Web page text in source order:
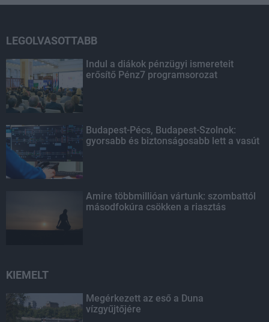
LEGOLVASOTTABB
Indul a diákok pénzügyi ismereteit
erősítő Pénz7 programsorozat
Budapest-Pécs, Budapest-Szolnok:
gyorsabb és biztonságosabb lett a vasút
Amire többmillióan vártunk: szombattól
másodfokúra csökken a riasztás
KIEMELT
Megérkezett az eső a Duna
vízgyűjtőjére